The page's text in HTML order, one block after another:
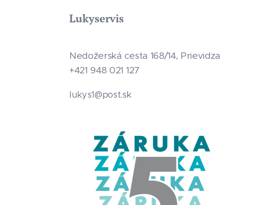
Lukyservis
Nedožerská cesta 168/14, Prievidza
+421 948 021 127
lukys1@post.sk